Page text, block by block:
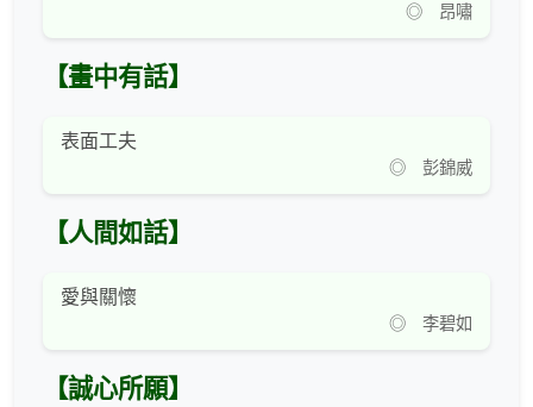
◎ 昂嘯
【畫中有話】
表面工夫
◎ 彭錦威
【人間如話】
愛與關懷
◎ 李碧如
【誠心所願】